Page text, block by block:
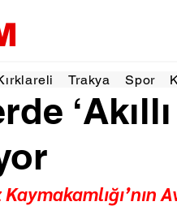
Trakya Spor
26 Mar2 dakikada okunur